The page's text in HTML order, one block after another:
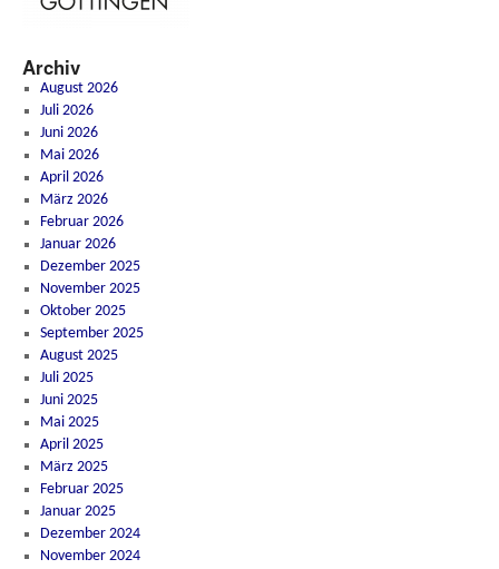
Archiv
August 2026
Juli 2026
Juni 2026
Mai 2026
April 2026
März 2026
Februar 2026
Januar 2026
Dezember 2025
November 2025
Oktober 2025
September 2025
August 2025
Juli 2025
Juni 2025
Mai 2025
April 2025
März 2025
Februar 2025
Januar 2025
Dezember 2024
November 2024